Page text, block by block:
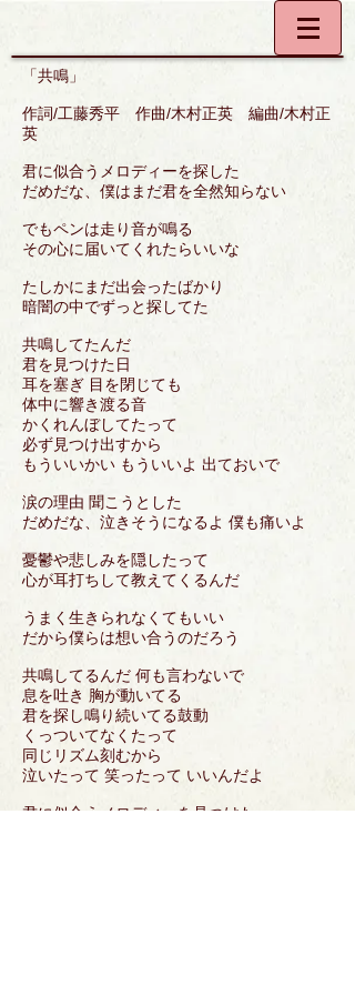
「共鳴」
作詞/工藤秀平 作曲/木村正英 編曲/木村正
英
君に似合うメロディーを探した
だめだな、僕はまだ君を全然知らない
でもペンは走り音が鳴る
その心に届いてくれたらいいな
たしかにまだ出会ったばかり
暗闇の中でずっと探してた
共鳴してたんだ
君を見つけた日
耳を塞ぎ 目を閉じても
体中に響き渡る音
かくれんぼしてたって
必ず見つけ出すから
もういいかい もういいよ 出ておいで
涙の理由 聞こうとした
だめだな、泣きそうになるよ 僕も痛いよ
憂鬱や悲しみを隠したって
心が耳打ちして教えてくるんだ
うまく生きられなくてもいい
だから僕らは想い合うのだろう
共鳴してるんだ 何も言わないで
息を吐き 胸が動いてる
君を探し鳴り続いてる鼓動
くっついてなくたって
同じリズム刻むから
泣いたって 笑ったって いいんだよ
君に似合うメロディーを見つけた